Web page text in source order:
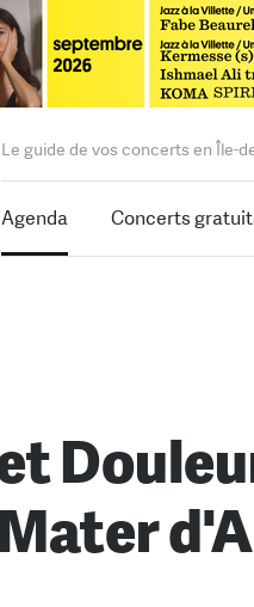
Le guide de vos concerts en Île-
Agenda Concerts